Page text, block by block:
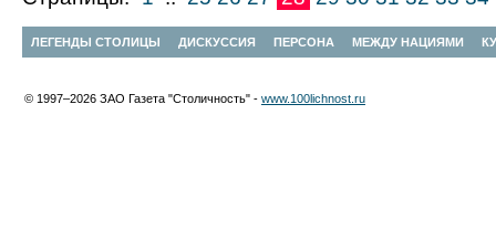
ЛЕГЕНДЫ СТОЛИЦЫ ДИСКУССИЯ ПЕРСОНА МЕЖДУ НАЦИЯМИ
© 1997–2026 ЗАО Газета "Столичность" - www.100lichnost.ru